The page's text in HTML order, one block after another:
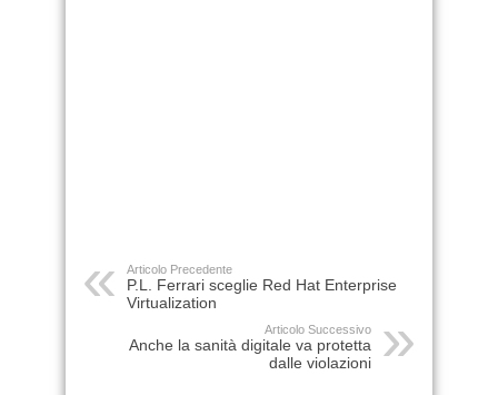
Articolo Precedente
P.L. Ferrari sceglie Red Hat Enterprise
Virtualization
Articolo Successivo
Anche la sanità digitale va protetta
dalle violazioni